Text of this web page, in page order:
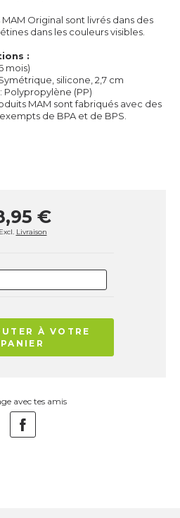
Original sont livrés dans des
dans les couleurs visibles.
:
mois)
silicone, 2,7 cm
Polypropylène (PP)
MAM sont fabriqués avec des
de BPA et de BPS.
€
Excl. Livraison
À VOTRE
PANIER
avec tes amis